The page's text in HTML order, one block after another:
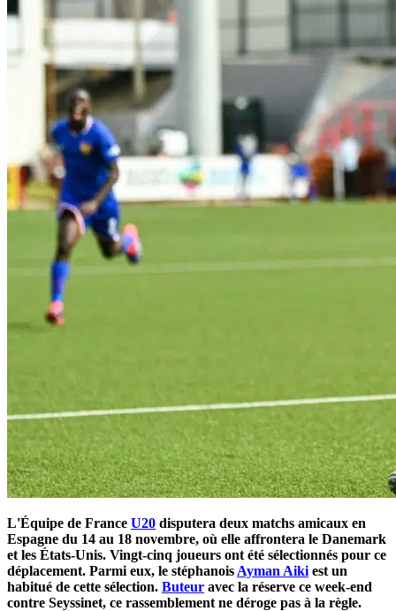
L'Équipe de France U20 disputera deux matchs amicaux en
Espagne du 14 au 18 novembre, où elle affrontera le Danemark
et les États-Unis. Vingt-cinq joueurs ont été sélectionnés pour ce
déplacement. Parmi eux, le stéphanois Ayman Aiki est un
habitué de cette sélection. Buteur avec la réserve ce week-end
contre Seyssinet, ce rassemblement ne déroge pas à la règle.